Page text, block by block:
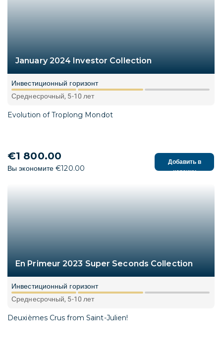
January 2024 Investor Collection
Инвестиционный горизонт
Среднесрочный, 5-10 лет
Evolution of Troplong Mondot
€1 800.00
Вы экономите €120.00
Добавить в
корзину
En Primeur 2023 Super Seconds Collection
Инвестиционный горизонт
Среднесрочный, 5-10 лет
Deuxièmes Crus from Saint-Julien!